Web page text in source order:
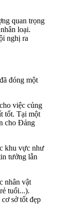
quan trọng
loại.
nghị ra
đóng một
việc củng
tốt. Tại một
cho Đảng
khu vực như
tưởng lẫn
nhân vật
tuổi...).
sở tốt đẹp